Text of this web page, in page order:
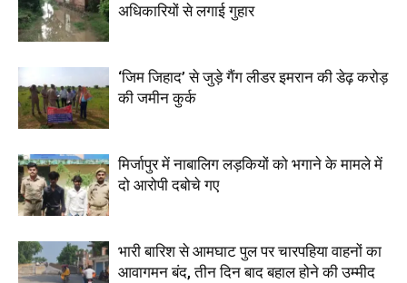
अधिकारियों से लगाई गुहार
‘जिम जिहाद’ से जुड़े गैंग लीडर इमरान की डेढ़ करोड़
की जमीन कुर्क
मिर्जापुर में नाबालिग लड़कियों को भगाने के मामले में
दो आरोपी दबोचे गए
भारी बारिश से आमघाट पुल पर चारपहिया वाहनों का
आवागमन बंद, तीन दिन बाद बहाल होने की उम्मीद